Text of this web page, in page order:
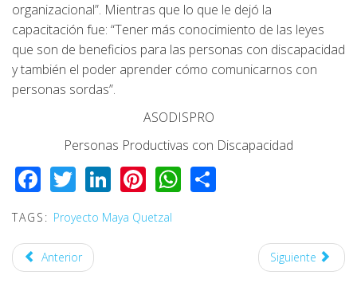
organizacional”. Mientras que lo que le dejó la
capacitación fue: “Tener más conocimiento de las leyes
que son de beneficios para las personas con discapacidad
y también el poder aprender cómo comunicarnos con
personas sordas”.
ASODISPRO
Personas Productivas con Discapacidad
Facebook
TwitterLinkedIn
Pinterest
WhatsApp
TAGS: Proyecto Maya Quetzal
Anterior Siguiente